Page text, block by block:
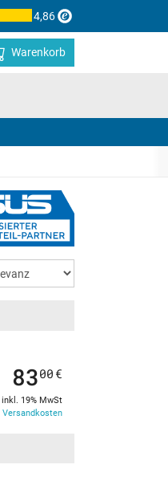
4,86
Warenkorb
8300 €
inkl. 19% MwSt
Versandkosten